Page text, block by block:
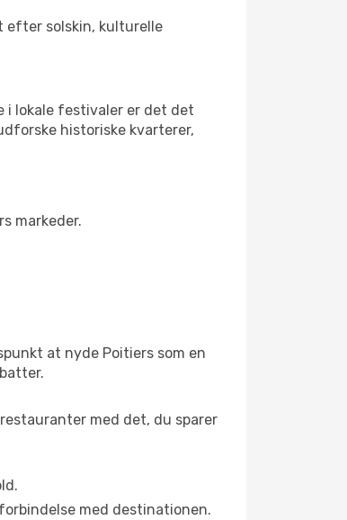
efter solskin, kulturelle
i lokale festivaler er det det
historiske kvarterer,
markeder.
at nyde Poitiers som en
med det, du sparer
med destinationen.